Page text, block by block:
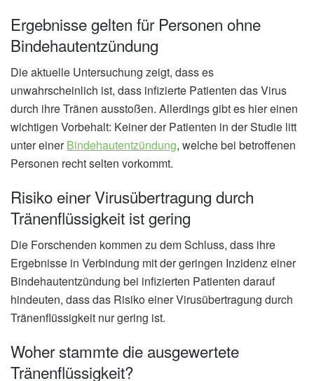
Ergebnisse gelten für Personen ohne
Bindehautentzündung
Die aktuelle Untersuchung zeigt, dass es
unwahrscheinlich ist, dass infizierte Patienten das Virus
durch ihre Tränen ausstoßen. Allerdings gibt es hier einen
wichtigen Vorbehalt: Keiner der Patienten in der Studie litt
unter einerBindehautentzündung, welche bei betroffenen
Personen recht selten vorkommt.
Risiko einer Virusübertragung durch
Tränenflüssigkeit ist gering
Die Forschenden kommen zu dem Schluss, dass ihre
Ergebnisse in Verbindung mit der geringen Inzidenz einer
Bindehautentzündung bei infizierten Patienten darauf
hindeuten, dass das Risiko einer Virusübertragung durch
Tränenflüssigkeit nur gering ist.
Woher stammte die ausgewertete
Tränenflüssigkeit?